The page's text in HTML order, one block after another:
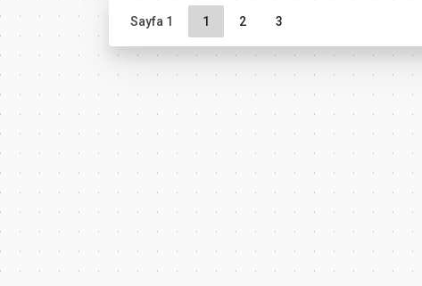
Sayfa gezinme
Sayfa 1 Geçerli Sayfa
1 Sayfa
2 Sayfa
3